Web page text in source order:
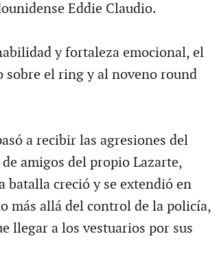
Eddie Claudio.
y fortaleza emocional, el
el ring y al noveno round
a recibir las agresiones del
amigos del propio Lazarte,
batalla creció y se extendió en
más allá del control de la policía,
llegar a los vestuarios por sus